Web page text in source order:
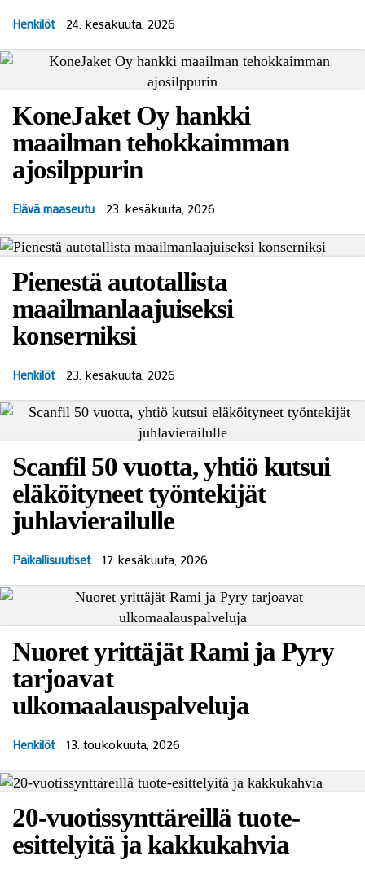
Henkilöt 24. kesäkuuta, 2026
KoneJaket Oy hankki
maailman tehokkaimman
ajosilppurin
Elävä maaseutu 23. kesäkuuta, 2026
Pienestä autotallista
maailmanlaajuiseksi
konserniksi
Henkilöt 23. kesäkuuta, 2026
Scanfil 50 vuotta, yhtiö kutsui
eläköityneet työntekijät
juhlavierailulle
Paikallisuutiset 17. kesäkuuta, 2026
Nuoret yrittäjät Rami ja Pyry
tarjoavat
ulkomaalauspalveluja
Henkilöt 13. toukokuuta, 2026
20-vuotissynttäreillä tuote-
esittelyitä ja kakkukahvia